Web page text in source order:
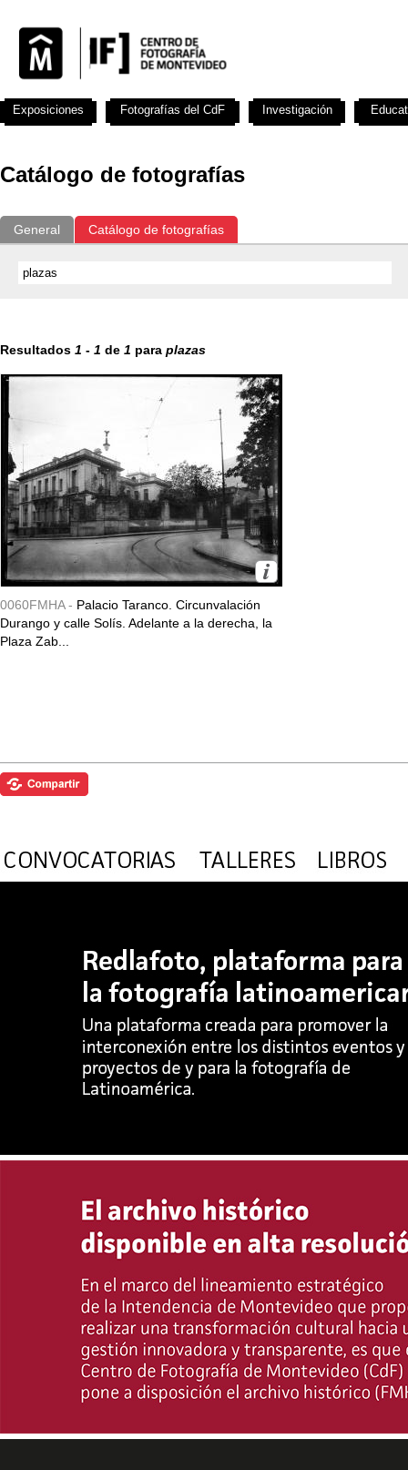
Catálogo de fotografías
General Catálogo de fotografías
Resultados 1 - 1 de 1 para plazas
0060FMHA - Palacio Taranco. Circunvalación
Durango y calle Solís. Adelante a la derecha, la
Plaza Zab...
Exposiciones Fotografías del CdF Investigación